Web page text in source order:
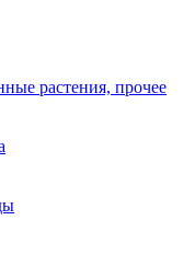
растения, прочее